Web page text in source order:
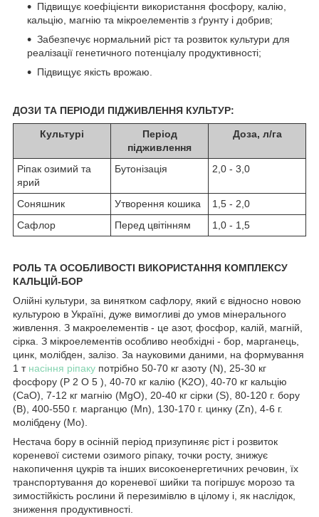
Підвищує коефіцієнти використання фосфору, калію,
кальцію, магнію та мікроелементів з ґрунту і добрив;
Забезпечує нормальний ріст та розвиток культури для
реалізації генетичного потенціалу продуктивності;
Підвищує якість врожаю.
ДОЗИ ТА ПЕРІОДИ ПІДЖИВЛЕННЯ КУЛЬТУР:
Культурі
Період
підживлення
Доза, л/га
Ріпак озимий та
ярий
Бутонізація 2,0 - 3,0
Соняшник Утворення кошика
1,5 - 2,0
Сафлор
Перед цвітінням 1,0 - 1,5
РОЛЬ ТА ОСОБЛИВОСТІ ВИКОРИСТАННЯ КОМПЛЕКСУ
КАЛЬЦІЙ-БОР
Олійні культури, за винятком сафлору, який є відносно новою
культурою в Україні, дуже вимогливі до умов мінерального
живлення. З макроелементів - це азот, фосфор, калій, магній,
сірка. З мікроелементів особливо необхідні - бор, марганець,
цинк, молібден, залізо. За науковими даними, на формування
1 т насіння ріпаку потрібно 50-70 кг азоту (N), 25-30 кг
фосфору (P 2 O 5 ), 40-70 кг калію (K2O), 40-70 кг кальцію
(СаО), 7-12 кг магнію (MgO), 20-40 кг сірки (S), 80-120 г. бору
(В), 400-550 г. марганцю (Mn), 130-170 г. цинку (Zn), 4-6 г.
молібдену (Мо).
Нестача бору в осінній період призупиняє ріст і розвиток
кореневої системи озимого ріпаку, точки росту, знижує
накопичення цукрів та інших високоенергетичних речовин, їх
транспортування до кореневої шийки та погіршує морозо та
зимостійкість рослини й перезимівлю в цілому і, як наслідок,
зниження продуктивності.